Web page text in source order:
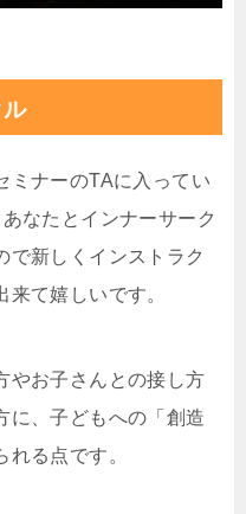
ミナーのTAに入ってい
なたとインナーサーク
で新しくインストラク
て嬉しいです。
やお子さんとの接し方
、子どもへの「創造
る点です。